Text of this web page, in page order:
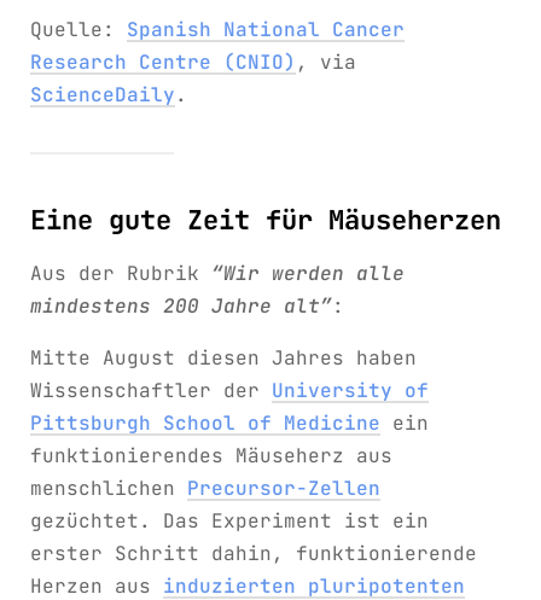
Quelle: Spanish National Cancer
Research Centre (CNIO) , via
ScienceDaily.
Eine gute Zeit für Mäuseherzen
Aus der Rubrik “Wir werden alle
mindestens 200 Jahre alt”:
Mitte August diesen Jahres haben
Wissenschaftler der University of
Pittsburgh School of Medicine ein
funktionierendes Mäuseherz aus
menschlichen Precursor-Zellen
gezüchtet. Das Experiment ist ein
erster Schritt dahin, funktionierende
Herzen aus induzierten pluripotenten